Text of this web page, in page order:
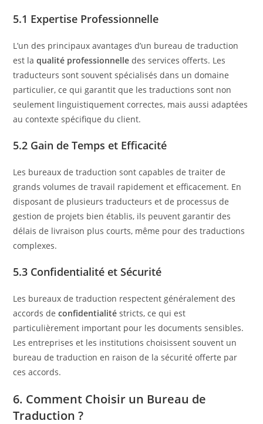
5.1 Expertise Professionnelle
L’un des principaux avantages d’un bureau de traduction
est laqualité professionnelle des services offerts. Les
traducteurs sont souvent spécialisés dans un domaine
particulier, ce qui garantit que les traductions sont non
seulement linguistiquement correctes, mais aussi adaptées
au contexte spécifique du client.
5.2 Gain de Temps et Efficacité
Les bureaux de traduction sont capables de traiter de
grands volumes de travail rapidement et efficacement. En
disposant de plusieurs traducteurs et de processus de
gestion de projets bien établis, ils peuvent garantir des
délais de livraison plus courts, même pour des traductions
complexes.
5.3 Confidentialité et Sécurité
Les bureaux de traduction respectent généralement des
accords deconfidentialité stricts, ce qui est
particulièrement important pour les documents sensibles.
Les entreprises et les institutions choisissent souvent un
bureau de traduction en raison de la sécurité offerte par
ces accords.
6. Comment Choisir un Bureau de
Traduction ?